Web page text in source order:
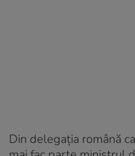
Din delegația română